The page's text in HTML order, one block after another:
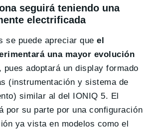
seguirá teniendo una
electrificada
se puede apreciar queel
una mayor evolución
, pues adoptará un display formado
(instrumentación y sistema de
similar al del IONIQ 5. El
por su parte por una configuración
ya vista en modelos como el